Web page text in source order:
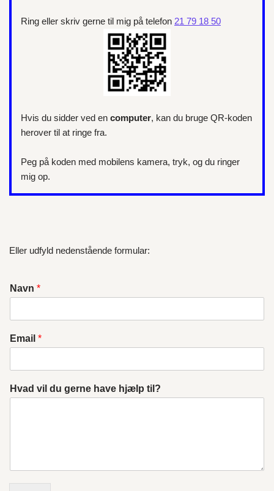
Ring eller skriv gerne til mig på telefon 21 79 18 50
Hvis du sidder ved en computer, kan du bruge QR-koden
herover til at ringe fra.
Peg på koden med mobilens kamera, tryk, og du ringer
mig op.
Eller udfyld nedenstående formular:
Navn *
Email *
Hvad vil du gerne have hjælp til?